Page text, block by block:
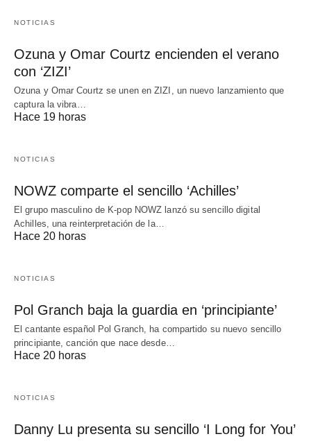
NOTICIAS
Ozuna y Omar Courtz encienden el verano
con ‘ZIZI’
Ozuna y Omar Courtz se unen en ZIZI, un nuevo lanzamiento que
captura la vibra…
Hace 19 horas
NOTICIAS
NOWZ comparte el sencillo ‘Achilles’
El grupo masculino de K-pop NOWZ lanzó su sencillo digital
Achilles, una reinterpretación de la…
Hace 20 horas
NOTICIAS
Pol Granch baja la guardia en ‘principiante’
El cantante español Pol Granch, ha compartido su nuevo sencillo
principiante, canción que nace desde…
Hace 20 horas
NOTICIAS
Danny Lu presenta su sencillo ‘I Long for You’